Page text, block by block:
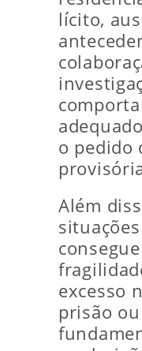
lícito,
o pedido
Além
excesso
prisão